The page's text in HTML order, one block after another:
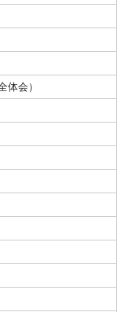
体会）